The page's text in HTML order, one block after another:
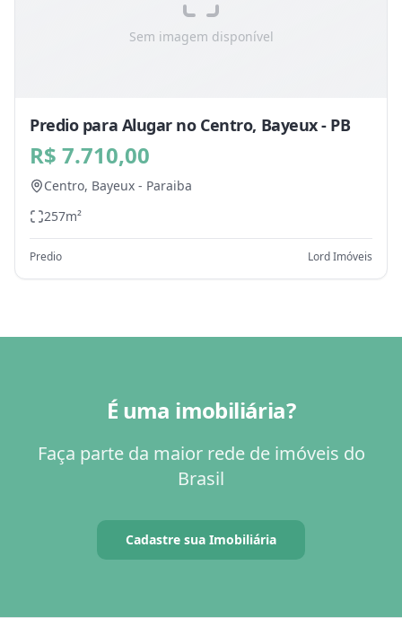
Sem imagem disponível
Predio para Alugar no Centro, Bayeux - PB
R$ 7.710,00
Centro, Bayeux - Paraiba
257m²
Predio Lord Imóveis
É uma imobiliária?
Faça parte da maior rede de imóveis do
Brasil
Cadastre sua Imobiliária